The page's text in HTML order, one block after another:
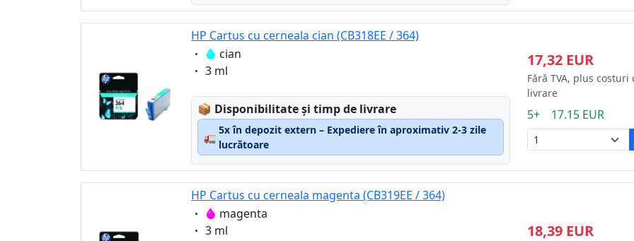
HP Cartus cu cerneala cian (CB318EE / 364)
Eigenschaft:
cian
Eigenschaft:
3 ml
📦 Lagerstatus:
Disponibilitate și timp de livrare
🚛
5x în depozit extern – Expediere în aproximativ 2-3 zile
lucrătoare
17,32 EUR
Fără TVA, plus costuri
livrare
5+ 17.15 EUR
HP Cartus cu cerneala magenta (CB319EE / 364)
Eigenschaft:
magenta
Eigenschaft:
3 ml 18,39 EUR